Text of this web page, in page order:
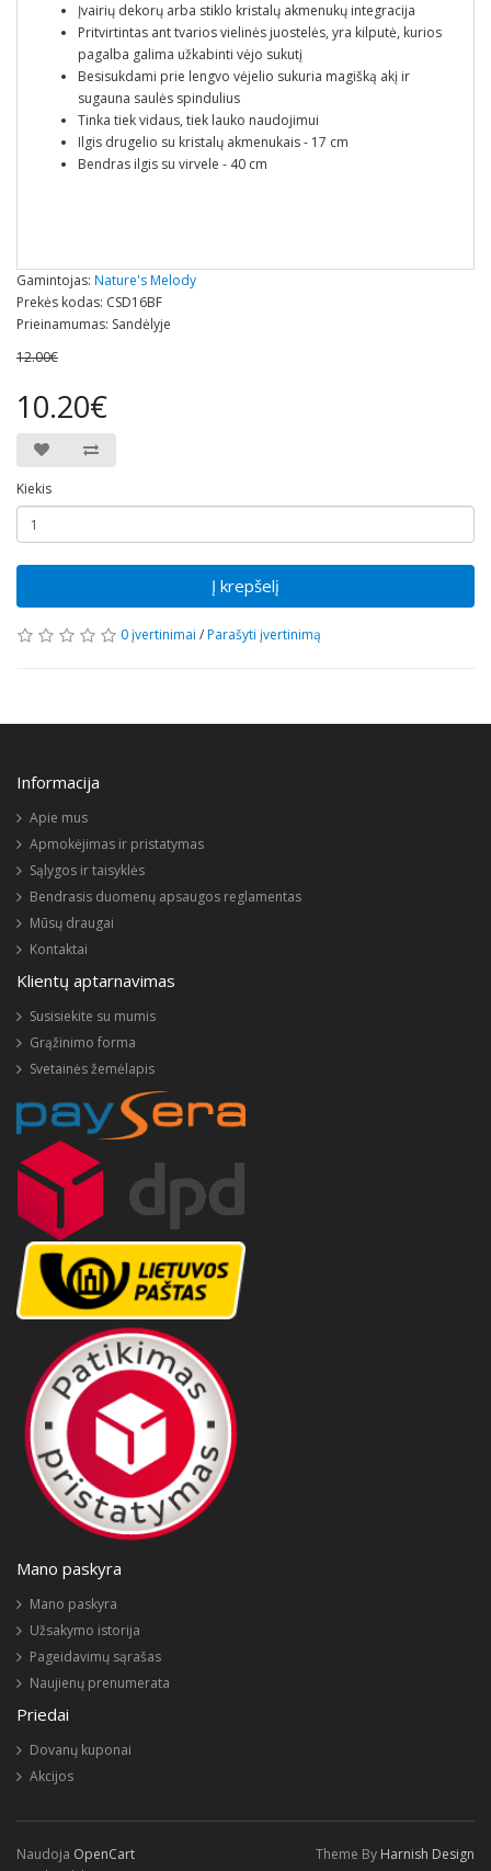
Įvairių dekorų arba stiklo kristalų akmenukų integracija
Pritvirtintas ant tvarios vielinės juostelės, yra kilputė, kurios
pagalba galima užkabinti vėjo sukutį
Besisukdami prie lengvo vėjelio sukuria magišką akį ir
sugauna saulės spindulius
Tinka tiek vidaus, tiek lauko naudojimui
Ilgis drugelio su kristalų akmenukais - 17 cm
Bendras ilgis su virvele - 40 cm
Gamintojas: Nature's Melody
Prekės kodas: CSD16BF
Prieinamumas: Sandėlyje
12.00€
10.20€
Kiekis
Į krepšelį
0 įvertinimai /Parašyti įvertinimą
Informacija
Apie mus
Apmokėjimas ir pristatymas
Sąlygos ir taisyklės
Bendrasis duomenų apsaugos reglamentas
Mūsų draugai
Kontaktai
Klientų aptarnavimas
Susisiekite su mumis
Grąžinimo forma
Svetainės žemėlapis
Mano paskyra
Mano paskyra
Užsakymo istorija
Pageidavimų sąrašas
Naujienų prenumerata
Priedai
Dovanų kuponai
Akcijos
Naudoja OpenCart
Theme By Harnish Design